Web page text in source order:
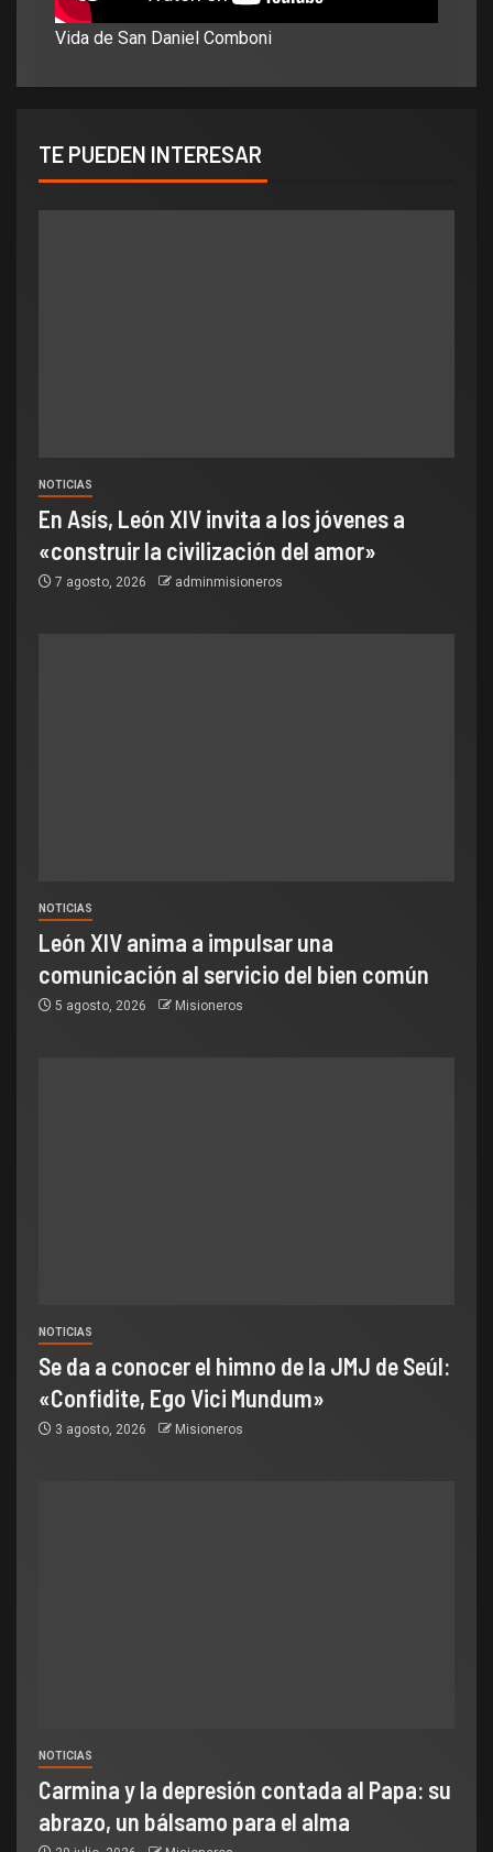
Vida de San Daniel Comboni
TE PUEDEN INTERESAR
NOTICIAS
En Asís, León XIV invita a los jóvenes a
«construir la civilización del amor»
7 agosto, 2026 adminmisioneros
NOTICIAS
León XIV anima a impulsar una
comunicación al servicio del bien común
5 agosto, 2026 Misioneros
NOTICIAS
Se da a conocer el himno de la JMJ de Seúl:
«Confidite, Ego Vici Mundum»
3 agosto, 2026 Misioneros
NOTICIAS
Carmina y la depresión contada al Papa: su
abrazo, un bálsamo para el alma